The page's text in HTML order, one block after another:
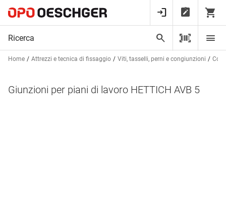
Home Attrezzi e tecnica di fissaggio Viti, tasselli, perni e congiunzioni
Giunzioni per piani di lavoro HETTICH AVB 5